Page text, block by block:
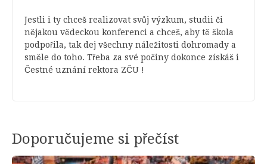
Jestli i ty chceš realizovat svůj výzkum, studii či
nějakou vědeckou konferenci a chceš, aby tě škola
podpořila, tak dej všechny náležitosti dohromady a
směle do toho. Třeba za své počiny dokonce získáš i
Čestné uznání rektora ZČU !
Doporučujeme si přečíst